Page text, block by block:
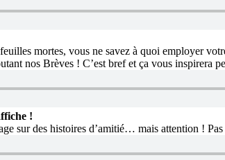
mortes, vous ne savez à quoi employer
nos Brèves ! C’est bref et ça vous inspirera
!
sur des histoires d’amitié… mais attention !